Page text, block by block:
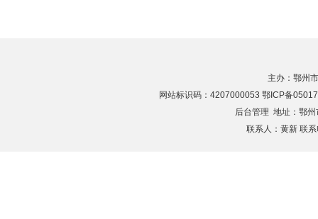
主办：鄂州
网站标识码：4207000053 鄂ICP备
后台管理 地址：鄂
联系人：黄新 联